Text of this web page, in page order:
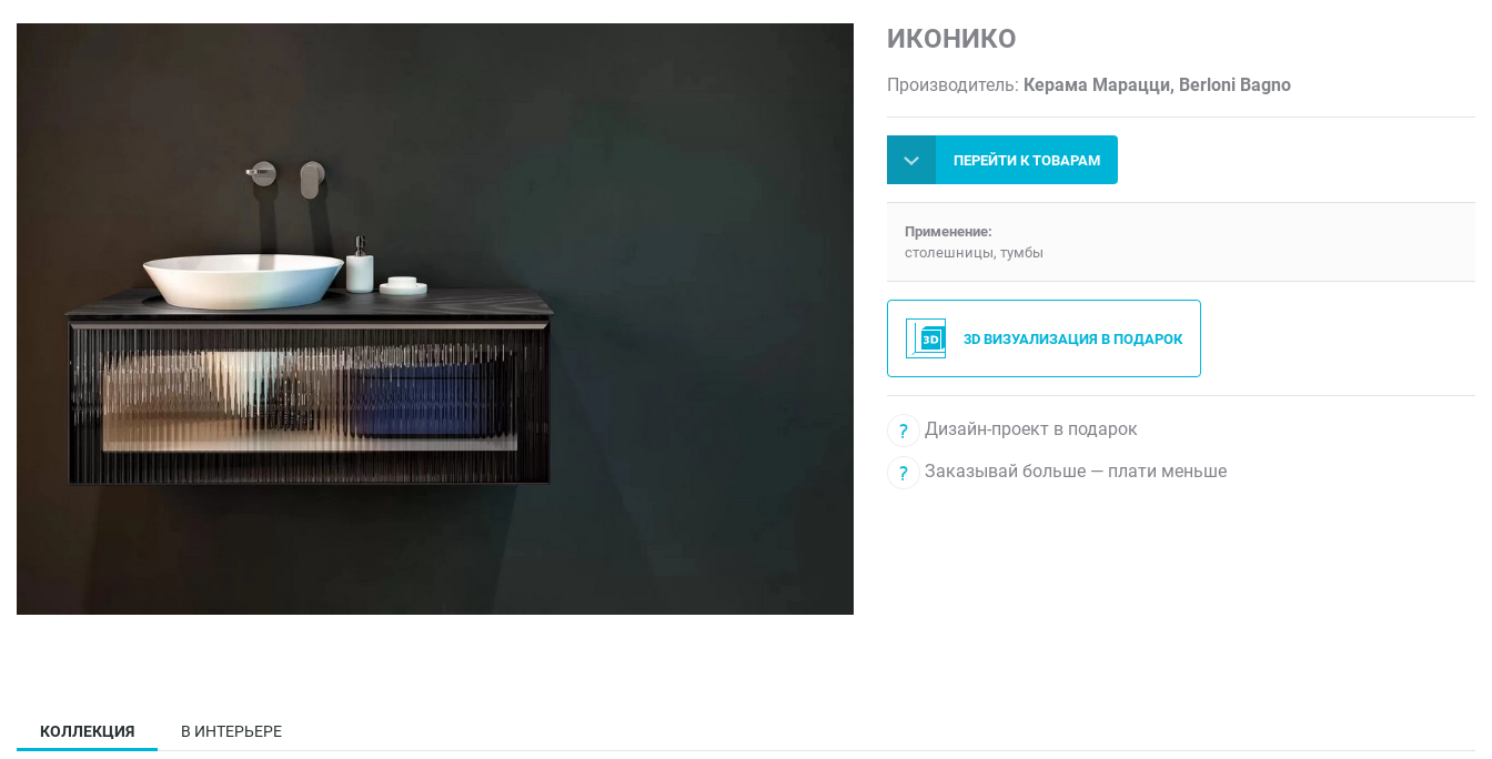
ИКОНИКО
Производитель: Керама Марацци, Berloni Bagno
ПЕРЕЙТИ К ТОВАРАМ
Применение:
столешницы, тумбы
3D ВИЗУАЛИЗАЦИЯ В ПОДАРОК
Дизайн-проект в подарок
Заказывай больше — плати меньше
КОЛЛЕКЦИЯ В ИНТЕРЬЕРЕ